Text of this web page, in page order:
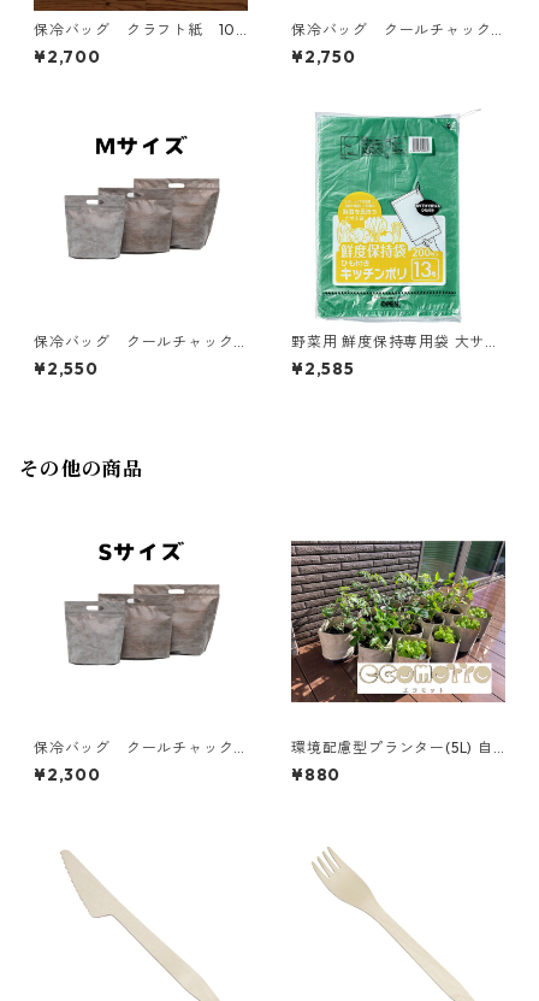
保冷バッグ クラフト紙 10
枚入り W350×H295×底マチ
60+60mm
¥2,700
保冷バッグ クールチャック
ブラウン Lサイズ 10枚入
り W410×H345×底マチ75+7
¥2,750
保冷バッグ クールチャック
ブラウン Mサイズ 10枚入
り W350×295×底マチ60+6
¥2,550
野菜用 鮮度保持専用袋 大サイ
ズ 200枚x5個
¥2,585
その他の商品
保冷バッグ クールチャック
ブラウン Sサイズ 10枚入
り W270×275×底マチ40+4
¥2,300
環境配慮型プランター(5L) 自
由研究にオススメ 3個
¥880